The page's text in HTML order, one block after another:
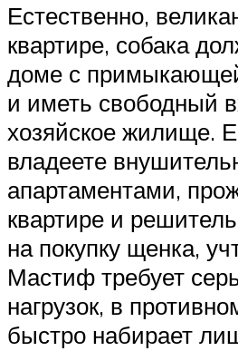
Естественно,
квартире, собака
доме с
и иметь свободный
хозяйское жилище.
владеете
апартаментами,
квартире и
на покупку щенка,
Мастиф требует
нагрузок, в
быстро набирает